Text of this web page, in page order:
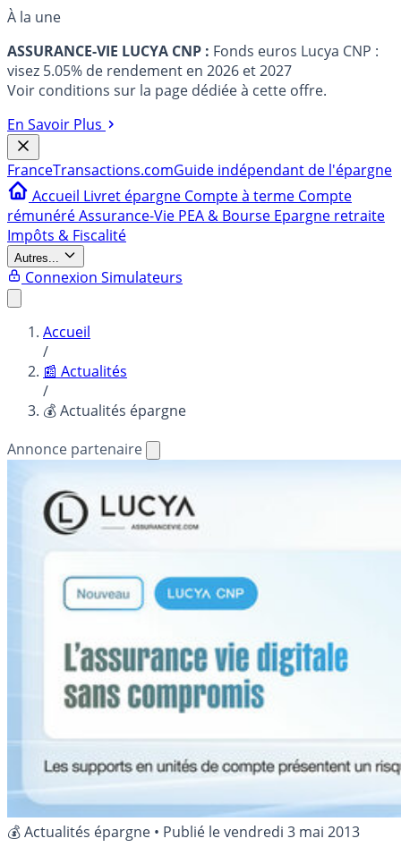
À la une
ASSURANCE-VIE LUCYA CNP : Fonds euros Lucya CNP :
visez 5.05% de rendement en 2026 et 2027
Voir conditions sur la page dédiée à cette offre.
En Savoir Plus
FranceTransactions.comGuide indépendant de l'épargne
Accueil Livret épargne Compte à terme Compte
rémunéréAssurance-Vie PEA & Bourse Epargne retraite
Impôts & Fiscalité
Autres...
Connexion Simulateurs
Accueil
/
📰 Actualités
/
💰 Actualités épargne
Annonce partenaire
💰 Actualités épargne • Publié levendredi 3 mai 2013